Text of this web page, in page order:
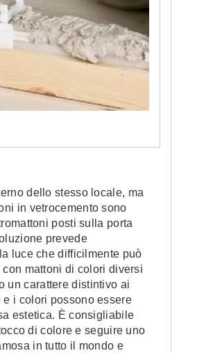
dello stesso locale, ma
in vetrocemento sono
posti sulla porta
prevede
luce che difficilmente può
mattoni di colori diversi
un carattere distintivo ai
i colori possono essere
estetica. È consigliabile
di colore e seguire uno
in tutto il mondo e